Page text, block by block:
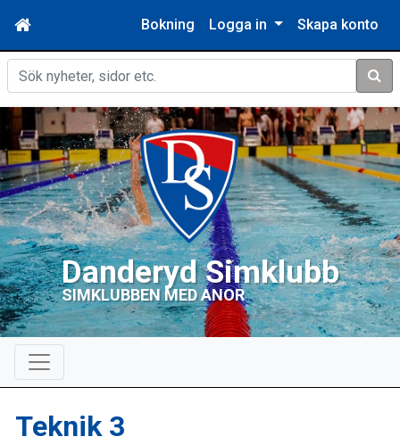
Bokning Logga in Skapa konto
Sök
Danderyd Simklubb
SIMKLUBBEN MED ANOR
Teknik 3